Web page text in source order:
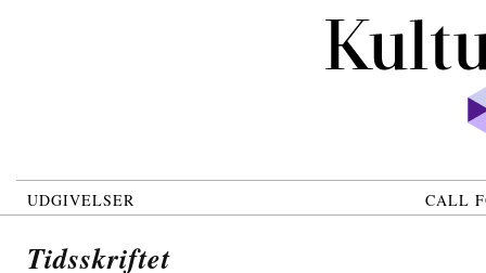
UDGIVELSER CALL
Tidsskriftet